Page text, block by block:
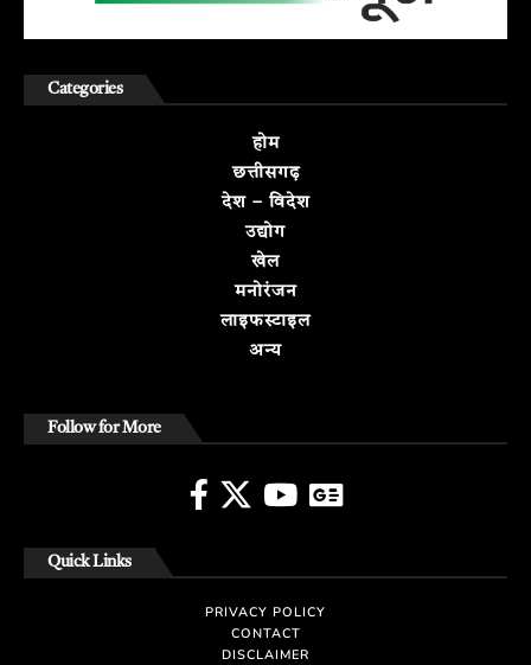
Categories
होम
छत्तीसगढ़
देश – विदेश
उद्योग
खेल
मनोरंजन
लाइफस्टाइल
अन्य
Follow for More
Quick Links
PRIVACY POLICY
CONTACT
DISCLAIMER